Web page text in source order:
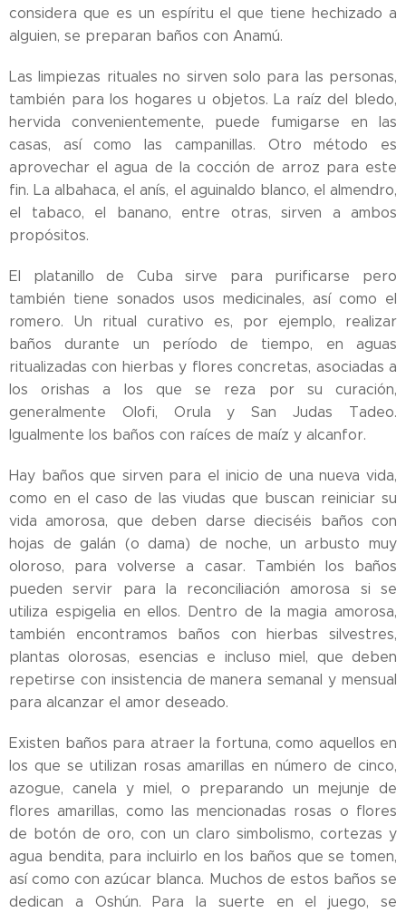
considera que es un espíritu el que tiene hechizado a
alguien, se preparan baños con Anamú.
Las limpiezas rituales no sirven solo para las personas,
también para los hogares u objetos. La raíz del bledo,
hervida convenientemente, puede fumigarse en las
casas, así como las campanillas. Otro método es
aprovechar el agua de la cocción de arroz para este
fin. La albahaca, el anís, el aguinaldo blanco, el almendro,
el tabaco, el banano, entre otras, sirven a ambos
propósitos.
El platanillo de Cuba sirve para purificarse pero
también tiene sonados usos medicinales, así como el
romero. Un ritual curativo es, por ejemplo, realizar
baños durante un período de tiempo, en aguas
ritualizadas con hierbas y flores concretas, asociadas a
los orishas a los que se reza por su curación,
generalmente Olofi, Orula y San Judas Tadeo.
Igualmente los baños con raíces de maíz y alcanfor.
Hay baños que sirven para el inicio de una nueva vida,
como en el caso de las viudas que buscan reiniciar su
vida amorosa, que deben darse dieciséis baños con
hojas de galán (o dama) de noche, un arbusto muy
oloroso, para volverse a casar. También los baños
pueden servir para la reconciliación amorosa si se
utiliza espigelia en ellos. Dentro de la magia amorosa,
también encontramos baños con hierbas silvestres,
plantas olorosas, esencias e incluso miel, que deben
repetirse con insistencia de manera semanal y mensual
para alcanzar el amor deseado.
Existen baños para atraer la fortuna, como aquellos en
los que se utilizan rosas amarillas en número de cinco,
azogue, canela y miel, o preparando un mejunje de
flores amarillas, como las mencionadas rosas o flores
de botón de oro, con un claro simbolismo, cortezas y
agua bendita, para incluirlo en los baños que se tomen,
así como con azúcar blanca. Muchos de estos baños se
dedican a Oshún. Para la suerte en el juego, se